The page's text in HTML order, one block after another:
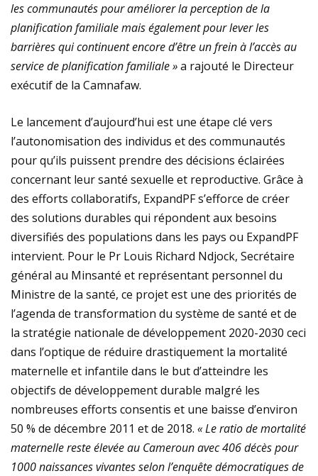
les communautés pour améliorer la perception de la
planification familiale mais également pour lever les
barrières qui continuent encore d’être un frein à l’accès au
service de planification familiale »a rajouté le Directeur
exécutif de la Camnafaw.
Le lancement d’aujourd’hui est une étape clé vers
l’autonomisation des individus et des communautés
pour qu’ils puissent prendre des décisions éclairées
concernant leur santé sexuelle et reproductive. Grâce à
des efforts collaboratifs, ExpandPF s’efforce de créer
des solutions durables qui répondent aux besoins
diversifiés des populations dans les pays ou ExpandPF
intervient. Pour le Pr Louis Richard Ndjock, Secrétaire
général au Minsanté et représentant personnel du
Ministre de la santé, ce projet est une des priorités de
l’agenda de transformation du système de santé et de
la stratégie nationale de développement 2020-2030 ceci
dans l’optique de réduire drastiquement la mortalité
maternelle et infantile dans le but d’atteindre les
objectifs de développement durable malgré les
nombreuses efforts consentis et une baisse d’environ
50 % de décembre 2011 et de 2018. « Le ratio de mortalité
maternelle reste élevée au Cameroun avec 406 décès pour
1000 naissances vivantes selon l’enquête démocratiques de